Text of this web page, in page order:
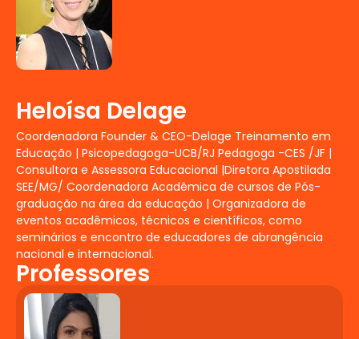
Política Nacional de Educação Especial
na perspectiva da Educação Inclusiva e
demais documentos orientadores.
escolar inclusiva e financiamento da
Educação Especial.
Fundamentos da
Neuropsicopedagogia
A neuropsicopedagogia e sua
contribuição para a Educação Inclusiva.
Aprendizagem e desenvolvimento.
Obstáculos e transtornos da
aprendizagem. Diagnóstico e intervenção
neuropsicopedagógica. Intervenção com
jogos.
Heloísa Delage
Coordenadora Founder & CEO-Delage Treinamento em
Educação | Psicopedagoga-UCB/RJ Pedagoga -CES /JF |
Consultora e Assessora Educacional |Diretora Apostilada
SEE/MG/ Coordenadora Acadêmica de cursos de Pós-
graduação na área da educação | Organizadora de
eventos acadêmicos, técnicos e científicos, como
seminários e encontro de educadores de abrangência
nacional e internacional.
Professores